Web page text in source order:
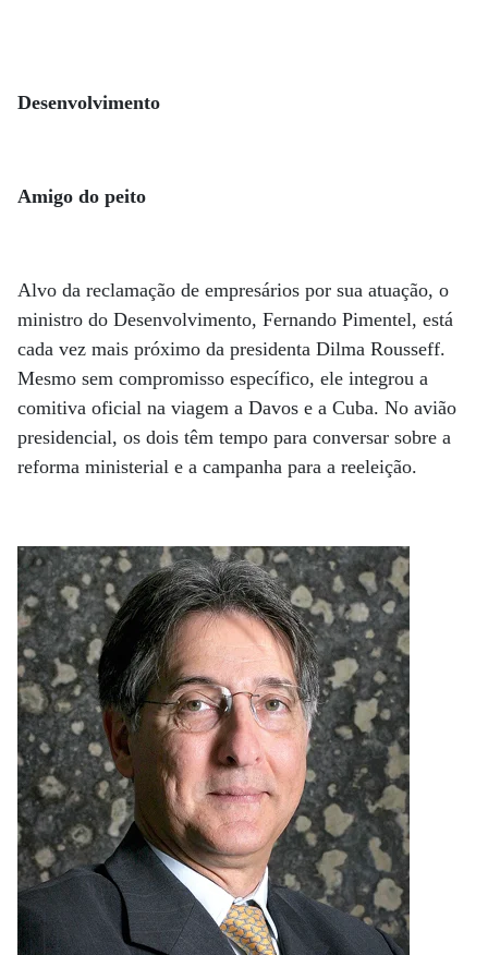
Desenvolvimento
Amigo do peito
Alvo da reclamação de empresários por sua atuação, o
ministro do Desenvolvimento, Fernando Pimentel, está
cada vez mais próximo da presidenta Dilma Rousseff.
Mesmo sem compromisso específico, ele integrou a
comitiva oficial na viagem a Davos e a Cuba. No avião
presidencial, os dois têm tempo para conversar sobre a
reforma ministerial e a campanha para a reeleição.